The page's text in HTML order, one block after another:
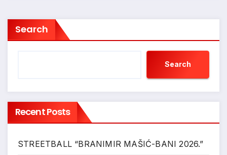
Search
Search
Recent Posts
STREETBALL “BRANIMIR MAŠIĆ-BANI 2026.”